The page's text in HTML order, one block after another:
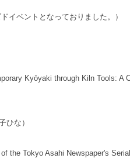
イベントとなっておりました。）
Kyōyaki through Kiln Tools:
ひな）
the Tokyo Asahi Newspaper's